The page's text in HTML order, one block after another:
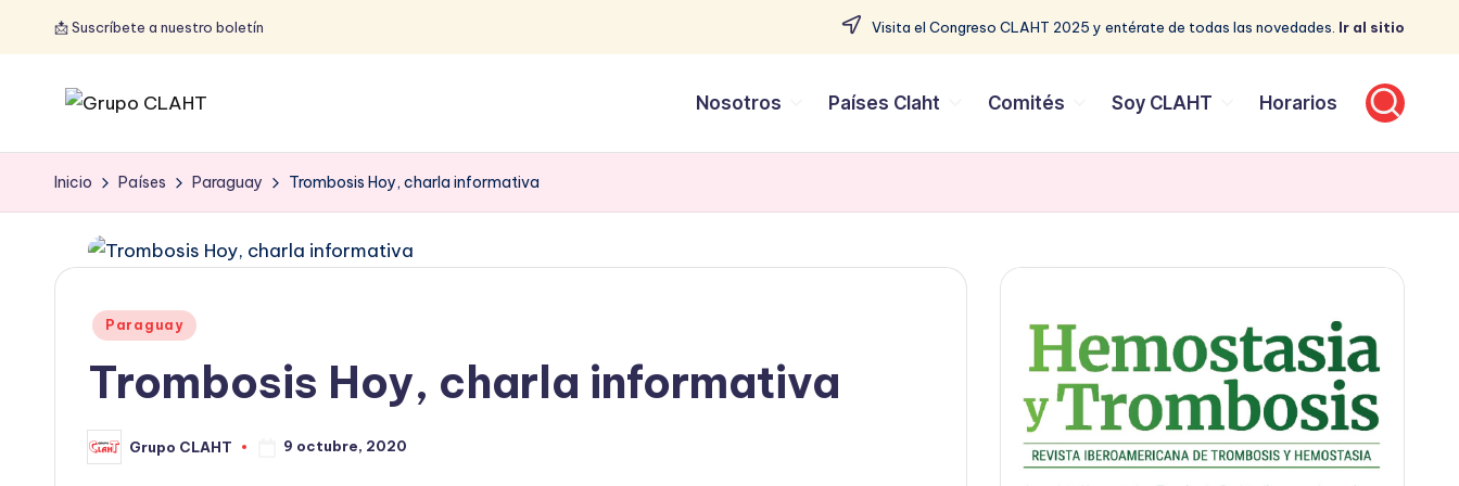
📩 Suscríbete a nuestro boletín Visita el Congreso CLAHT 2025 y entérate de todas las novedades. Ir al sitio
Nosotros Países Claht Comités Soy CLAHT Horarios
Inicio Países Paraguay Trombosis Hoy, charla informativa
Paraguay
Trombosis Hoy, charla informativa
Grupo CLAHT 9 octubre, 2020